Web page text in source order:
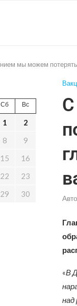
мы можем
«В
над
Сб Вс
1
2
8
9
15
16
22
23
29
30